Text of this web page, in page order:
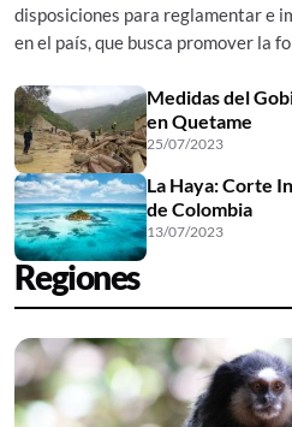
disposiciones para reglamentar e
en el país, que busca promover la
Medidas del
en Quetame
25/07/2023
La Haya: Corte
de Colombia
13/07/2023
Regiones